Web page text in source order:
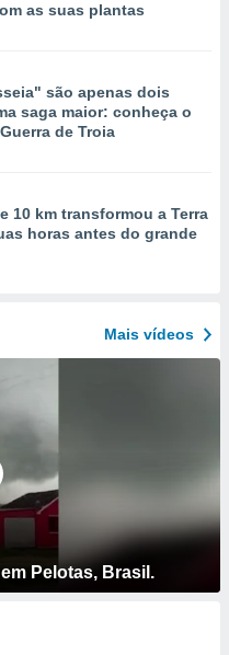
as suas plantas
são apenas dois
saga maior: conheça o
de Troia
10 km transformou a Terra
horas antes do grande
Mais vídeos
Pelotas, Brasil.